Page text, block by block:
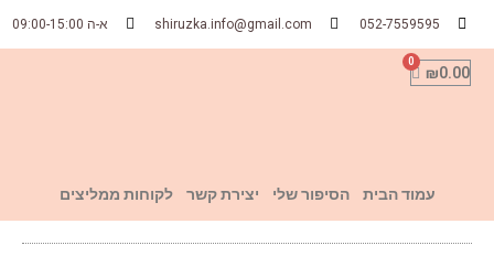
052-7559595
shiruzka.info@gmail.com א-ה 09:00-15:00
₪0.00
עמוד הבית הסיפור שלי יצירת קשר לקוחות ממליצים